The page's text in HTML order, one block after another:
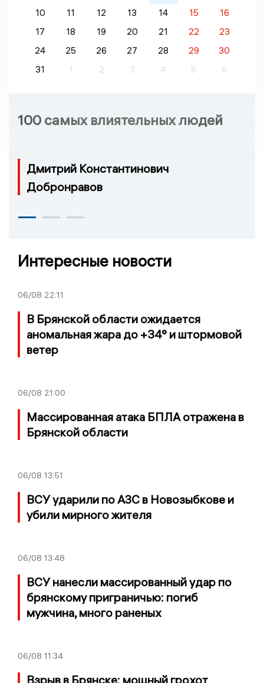
10
11 12 13 14 15
16
17
18 19 20 21 22
23
24
25 26 27 28 29
30
31
1 2 3 4 5 6
100 самых влиятельных людей
Дмитрий Константинович
Добронравов
Интересные новости
06/08 22:11
В Брянской области ожидается
аномальная жара до +34° и штормовой
ветер
06/08 21:00
Массированная атака БПЛА отражена в
Брянской области
06/08 13:51
ВСУ ударили по АЗС в Новозыбкове и
убили мирного жителя
06/08 13:48
ВСУ нанесли массированный удар по
брянскому приграничью: погиб
мужчина, много раненых
06/08 11:34
Взрыв в Брянске: мощный грохот